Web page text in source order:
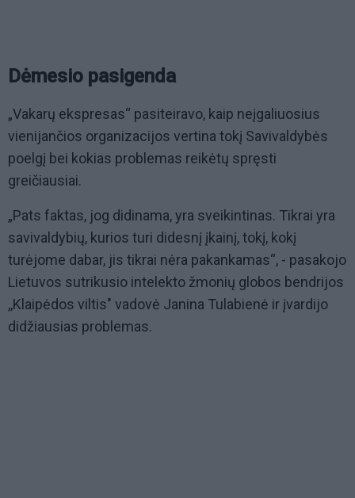
Dėmesio pasigenda
„Vakarų ekspresas“ pasiteiravo, kaip neįgaliuosius
vienijančios organizacijos vertina tokį Savivaldybės
poelgį bei kokias problemas reikėtų spręsti
greičiausiai.
„Pats faktas, jog didinama, yra sveikintinas. Tikrai yra
savivaldybių, kurios turi didesnį įkainį, tokį, kokį
turėjome dabar, jis tikrai nėra pakankamas“, - pasakojo
Lietuvos sutrikusio intelekto žmonių globos bendrijos
,,Klaipėdos viltis" vadovė Janina Tulabienė ir įvardijo
didžiausias problemas.